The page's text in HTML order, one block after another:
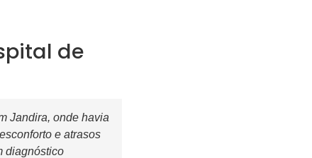
de
Jandira, onde havia
e atrasos
diagnóstico